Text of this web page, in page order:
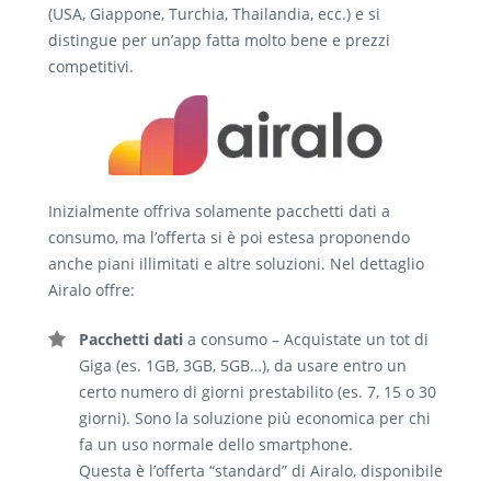
(USA, Giappone, Turchia, Thailandia, ecc.) e si
distingue per un’app fatta molto bene e prezzi
competitivi.
Inizialmente offriva solamente pacchetti dati a
consumo, ma l’offerta si è poi estesa proponendo
anche piani illimitati e altre soluzioni. Nel dettaglio
Airalo offre:
Pacchetti dati a consumo – Acquistate un tot di
Giga (es. 1GB, 3GB, 5GB…), da usare entro un
certo numero di giorni prestabilito (es. 7, 15 o 30
giorni). Sono la soluzione più economica per chi
fa un uso normale dello smartphone.
Questa è l’offerta “standard” di Airalo, disponibile